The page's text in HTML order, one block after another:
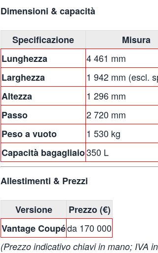
Dimensioni & capacità
Specificazione
Misura
Lunghezza
4 461 mm
Larghezza
1 942 mm (escl.
Altezza
1 296 mm
Passo
2 720 mm
Peso a vuoto
1 530 kg
Capacità bagagliaio350 L
Allestimenti & Prezzi
Versione
Prezzo (€)
Vantage Coupéda 170 000
(Prezzo indicativo chiavi in mano; IVA